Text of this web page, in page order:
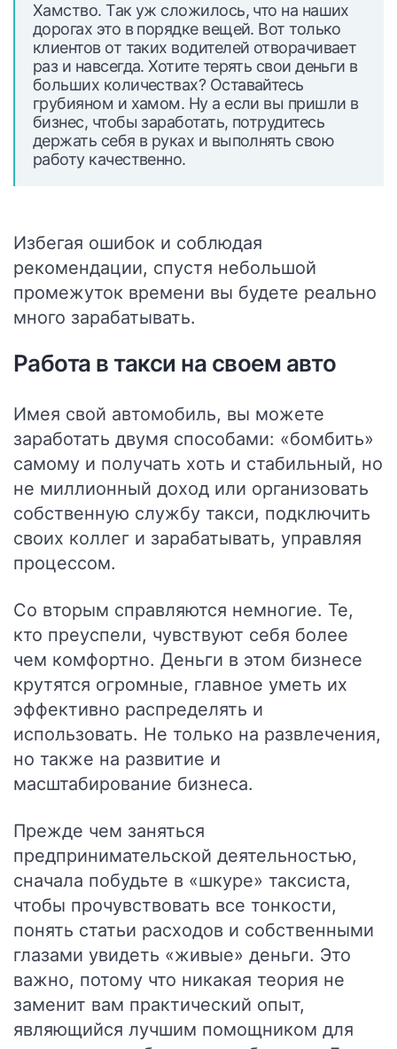
Хамство. Так уж сложилось, что на наших
дорогах это в порядке вещей. Вот только
клиентов от таких водителей отворачивает
раз и навсегда. Хотите терять свои деньги в
больших количествах? Оставайтесь
грубияном и хамом. Ну а если вы пришли в
бизнес, чтобы заработать, потрудитесь
держать себя в руках и выполнять свою
работу качественно.
Избегая ошибок и соблюдая
рекомендации, спустя небольшой
промежуток времени вы будете реально
много зарабатывать.
Работа в такси на своем авто
Имея свой автомобиль, вы можете
заработать двумя способами: «бомбить»
самому и получать хоть и стабильный, но
не миллионный доход или организовать
собственную службу такси, подключить
своих коллег и зарабатывать, управляя
процессом.
Со вторым справляются немногие. Те,
кто преуспели, чувствуют себя более
чем комфортно. Деньги в этом бизнесе
крутятся огромные, главное уметь их
эффективно распределять и
использовать. Не только на развлечения,
но также на развитие и
масштабирование бизнеса.
Прежде чем заняться
предпринимательской деятельностью,
сначала побудьте в «шкуре» таксиста,
чтобы прочувствовать все тонкости,
понять статьи расходов и собственными
глазами увидеть «живые» деньги. Это
важно, потому что никакая теория не
заменит вам практический опыт,
являющийся лучшим помощником для